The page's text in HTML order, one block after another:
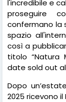
l'incredibile e
proseguire
confermano la
spazio
così a
titolo “Natura
date sold out al
Dopo
2025 ricevono